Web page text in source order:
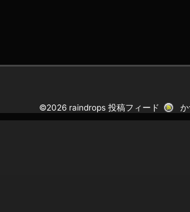
©2026 raindrops投稿フィード